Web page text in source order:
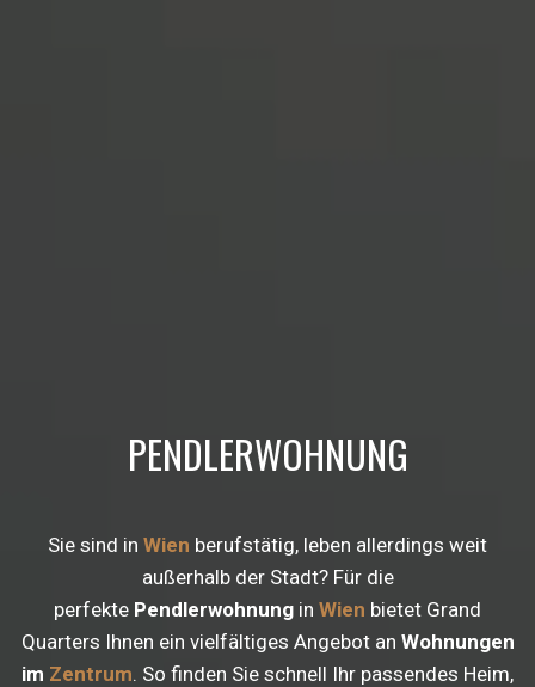
PENDLERWOHNUNG
Sie sind in Wien berufstätig, leben allerdings weit
außerhalb der Stadt? Für die
perfekte Pendlerwohnung in Wien bietet Grand
Quarters Ihnen ein vielfältiges Angebot an Wohnungen
im Zentrum. So finden Sie schnell Ihr passendes Heim,